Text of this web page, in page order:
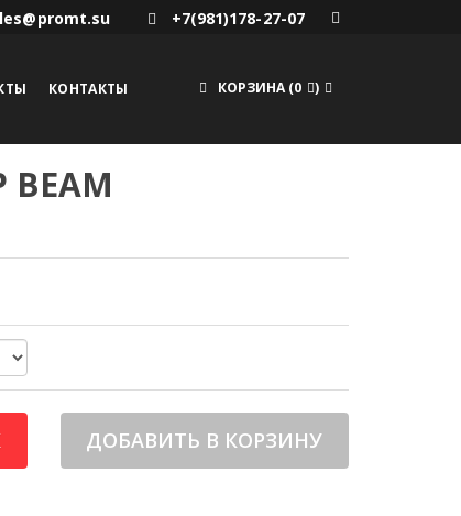
+7(981)178-27-07
КОНТАКТЫ КОРЗИНА (0 )
BEAM
ДОБАВИТЬ В КОРЗИНУ